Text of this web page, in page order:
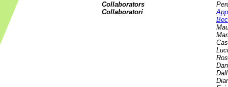
Collaborators
Collaboratori
M